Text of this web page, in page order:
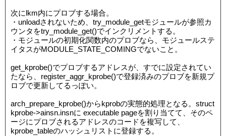
次にlkm内にプロブする場合。
・unloadされないため、try_module_getモジュールが参照カ
ウンタをtry_module_get()でインクリメントする。
・モジュールの初期化関数内のプロブなら、モジュールステ
イタスがMODULE_STATE_COMINGでないこと。
get_kprobe()でプロブするアドレスが、すでに設定されてい
たなら、register_aggr_kprobe()で登録済みのプロブを新規プ
ロブで更新してるっぽい。
arch_prepare_kprobe()からkprobの実態的処理となる。struct
kprobe->ainsn.insnに executable pageを割り当てて、そのペ
ージにプロブされるアドレスのコードを複写して、
kprobe_tableのハッシュリストに登録する。